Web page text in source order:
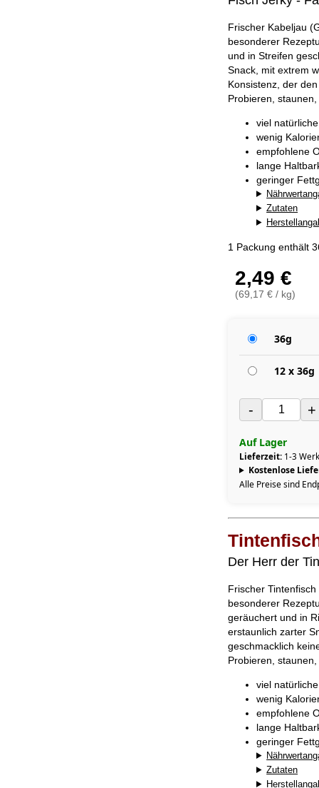
Frischer Kabeljau
besonderer
und in Streifen
Snack, mit extrem
Konsistenz, der
Probieren,
viel
wenig
empfohlene
lange
geringer
Zutaten
1 Packung enthält
2,49 €
(69,17 € / kg)
36g
12 x 36g
- +
Auf Lager
Lieferzeit: 1-3
Kostenlose
Alle Preise sind
Der Herr der
Frischer
besonderer
geräuchert und in
erstaunlich zarter
geschmacklich
Probieren,
viel
wenig
empfohlene
lange
geringer
Zutaten